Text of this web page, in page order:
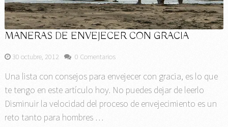
MANERAS DE ENVEJECER CON GRACIA
30 octubre, 2012 0 Comentarios
Una lista con consejos para envejecer con gracia, es lo que
te tengo en este artículo hoy. No puedes dejar de leerlo
Disminuir la velocidad del proceso de envejecimiento es un
reto tanto para hombres …